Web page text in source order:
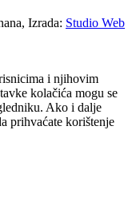
Izrada: Studio Web
i njihovim
kolačića mogu se
Ako i dalje
prihvaćate korištenje